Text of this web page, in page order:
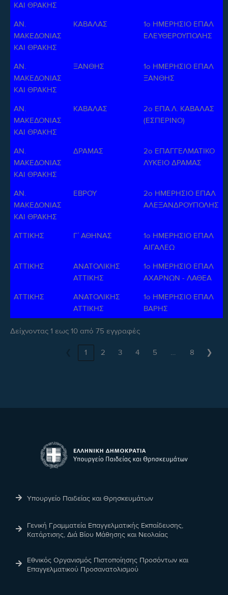
ΚΑΙ ΘΡΑΚΗΣ
ΑΝ.
ΜΑΚΕΔΟΝΙΑΣ
ΚΑΙ ΘΡΑΚΗΣ
ΚΑΒΑΛΑΣ
1ο ΗΜΕΡΗΣΙΟ ΕΠΑΛ
ΕΛΕΥΘΕΡΟΥΠΟΛΗΣ
ΑΝ.
ΜΑΚΕΔΟΝΙΑΣ
ΚΑΙ ΘΡΑΚΗΣ
ΞΑΝΘΗΣ
1ο ΗΜΕΡΗΣΙΟ ΕΠΑΛ
ΞΑΝΘΗΣ
ΑΝ.
ΜΑΚΕΔΟΝΙΑΣ
ΚΑΙ ΘΡΑΚΗΣ
ΚΑΒΑΛΑΣ
2ο ΕΠΑ.Λ. ΚΑΒΑΛΑΣ
(ΕΣΠΕΡΙΝΟ)
ΑΝ.
ΜΑΚΕΔΟΝΙΑΣ
ΚΑΙ ΘΡΑΚΗΣ
ΔΡΑΜΑΣ
2ο ΕΠΑΓΓΕΛΜΑΤΙΚΟ
ΛΥΚΕΙΟ ΔΡΑΜΑΣ
ΑΝ.
ΜΑΚΕΔΟΝΙΑΣ
ΚΑΙ ΘΡΑΚΗΣ
ΕΒΡΟΥ
2ο ΗΜΕΡΗΣΙΟ ΕΠΑΛ
ΑΛΕΞΑΝΔΡΟΥΠΟΛΗΣ
ΑΤΤΙΚΗΣ Γ΄ ΑΘΗΝΑΣ
1ο ΗΜΕΡΗΣΙΟ ΕΠΑΛ
ΑΙΓΑΛΕΩ
ΑΤΤΙΚΗΣ
ΑΝΑΤΟΛΙΚΗΣ
ΑΤΤΙΚΗΣ
1ο ΗΜΕΡΗΣΙΟ ΕΠΑΛ
ΑΧΑΡΝΩΝ - ΛΑΘΕΑ
ΑΤΤΙΚΗΣ
ΑΝΑΤΟΛΙΚΗΣ
ΑΤΤΙΚΗΣ
1ο ΗΜΕΡΗΣΙΟ ΕΠΑΛ
ΒΑΡΗΣ
Δείχνοντας 1 εως 10 από 75 εγγραφές
1 2 3 4 5 … 8 ❯
Υπουργείο Παιδείας και Θρησκευμάτων
Γενική Γραμματεία Επαγγελματικής Εκπαίδευσης,
Κατάρτισης, Διά Βίου Μάθησης και Νεολαίας
Εθνικός Οργανισμός Πιστοποίησης Προσόντων και
Επαγγελματικού Προσανατολισμού